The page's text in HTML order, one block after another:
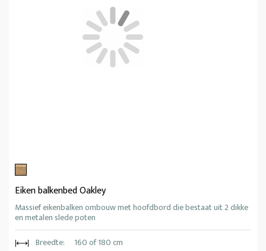
Eiken balkenbed Oakley
Massief eikenbalken ombouw met hoofdbord die bestaat uit 2 dikke
en metalen slede poten
Breedte:
160 of 180 cm